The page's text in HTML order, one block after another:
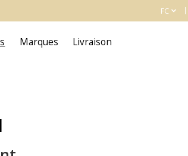
FC
Marques Livraison